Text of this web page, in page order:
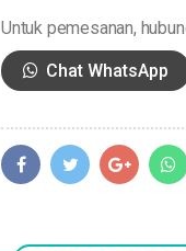
Untuk pemesanan,
Chat WhatsApp